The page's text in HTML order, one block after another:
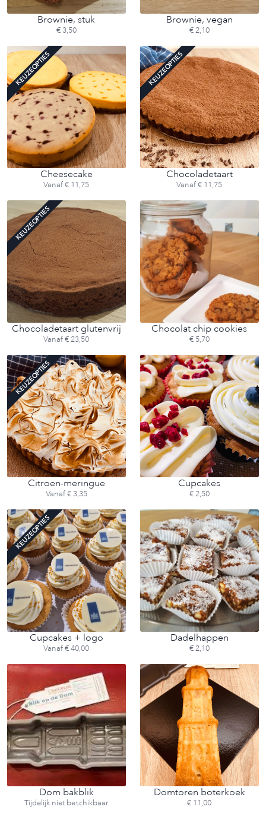
Brownie, stuk
€ 3,50
Brownie, vegan
€ 2,10
KEUZEOPTIES
Cheesecake
Vanaf € 11,75
KEUZEOPTIES
Chocoladetaart
Vanaf € 11,75
KEUZEOPTIES
Chocoladetaart glutenvrij
Vanaf € 23,50
Chocolat chip cookies
€ 5,70
KEUZEOPTIES
Citroen-meringue
Vanaf € 3,35
Cupcakes
€ 2,50
KEUZEOPTIES
Cupcakes + logo
Vanaf € 40,00
Dadelhappen
€ 2,10
Dom bakblik
Tijdelijk niet beschikbaar
Domtoren boterkoek
€ 11,00